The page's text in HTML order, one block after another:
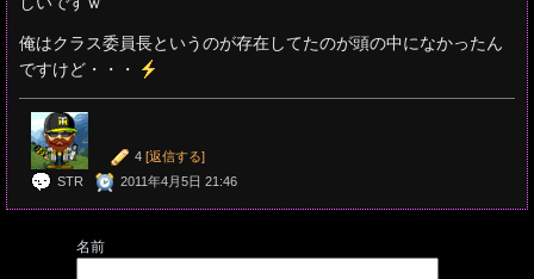
俺はクラス委員長というのが存在してたのが頭の中になかったん
ですけど・・・
4 [返信する]
STR
2011年4月5日 21:46
名前